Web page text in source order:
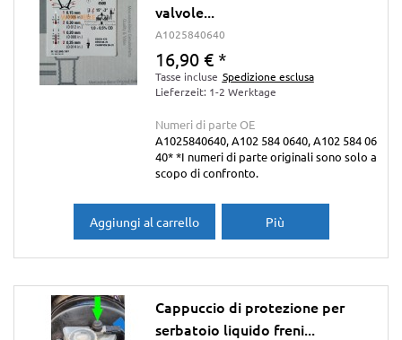
valvole...
A1025840640
16,90 € *
Tasse incluse Spedizione esclusa
Lieferzeit: 1-2 Werktage
Numeri di parte OE
A1025840640, A102 584 0640, A102 584 06
40* *I numeri di parte originali sono solo a
scopo di confronto.
Aggiungi al carrello Più
Cappuccio di protezione per
serbatoio liquido freni...